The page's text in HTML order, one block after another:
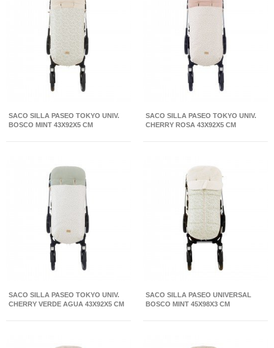
SACO SILLA PASEO TOKYO UNIV.
BOSCO MINT 43X92X5 CM
SACO SILLA PASEO TOKYO UNIV.
CHERRY ROSA 43X92X5 CM
SACO SILLA PASEO TOKYO UNIV.
CHERRY VERDE AGUA 43X92X5 CM
SACO SILLA PASEO UNIVERSAL
BOSCO MINT 45X98X3 CM